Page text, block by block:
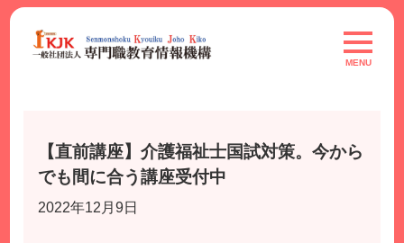
Skip
content
toggle
MENU
【直前講座】介護福祉士国試対策。今から
でも間に合う講座受付中
2022年12月9日